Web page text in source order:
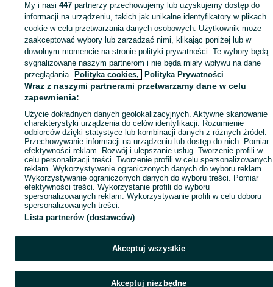
Mapa miejscowości
Mapa ministron
Popularne wyszukiwania
My i nasi447 partnerzy przechowujemy lub uzyskujemy dostęp do
informacji na urządzeniu, takich jak unikalne identyfikatory w plikach
cookie w celu przetwarzania danych osobowych. Użytkownik może
zaakceptować wybory lub zarządzać nimi, klikając poniżej lub w
dowolnym momencie na stronie polityki prywatności. Te wybory będą
sygnalizowane naszym partnerom i nie będą miały wpływu na dane
przeglądania. Polityka cookies, Polityka Prywatności
Wraz z naszymi partnerami przetwarzamy dane w celu
zapewnienia:
Użycie dokładnych danych geolokalizacyjnych. Aktywne skanowanie
charakterystyki urządzenia do celów identyfikacji. Rozumienie
odbiorców dzięki statystyce lub kombinacji danych z różnych źródeł.
Przechowywanie informacji na urządzeniu lub dostęp do nich. Pomiar
efektywności reklam. Rozwój i ulepszanie usług. Tworzenie profili w
celu personalizacji treści. Tworzenie profili w celu spersonalizowanych
reklam. Wykorzystywanie ograniczonych danych do wyboru reklam.
Wykorzystywanie ograniczonych danych do wyboru treści. Pomiar
efektywności treści. Wykorzystanie profili do wyboru
spersonalizowanych reklam. Wykorzystywanie profili w celu doboru
spersonalizowanych treści.
Lista partnerów (dostawców)
Akceptuj wszystkie
Akceptuj niezbędne